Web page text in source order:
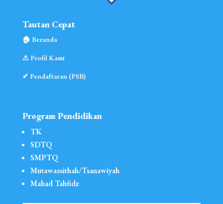
Tautan Cepat
🏠︎ Beranda
⚠︎ Profil Kami
✔ Pendaftaran (PSB)
Program Pendidikan
TK
SDTQ
SMPTQ
Mutawassithah/Tsanawiyah
Mahad Tahfidz